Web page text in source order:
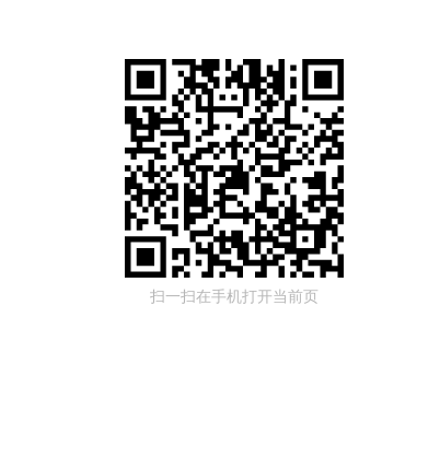
扫一扫在手机打开当前页